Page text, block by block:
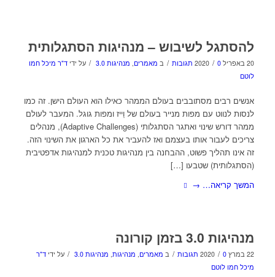
להסתגל לשיבוש – מנהיגות הסתגלותית
20 באפריל 2020 / 0 תגובות / ב מאמרים מנהיגות 3.0 / על ידי ד"ר מיכל חמו
לוטם
אנשים רבים מסתובבים בעולם הממהר כאילו הוא העולם הישן. זה כמו
לנסות לנווט עם מפות מנייר בעולם של וֵייז ומפות גוגל. המעבר לעולם
ממהר דורש שינוי ואתגר הסתגלותי (Adaptive Challenges), מנהלים
צריכים לעבור אותו בעצמם ואז להעביר את כל הארגון את השינוי הזה.
זה אינו תהליך פשוט, ההבחנה בין מנהיגות טכנית למנהיגות אדפטיבית
(הסתגלותית) שטבעו […]
המשך קריאה… →
מנהיגות 3.0 בזמן קורונה
22 במרץ 2020 / 0 תגובות / ב מאמרים מנהיגות, מנהיגות 3.0 / על ידי ד"ר
מיכל חמו לוטם